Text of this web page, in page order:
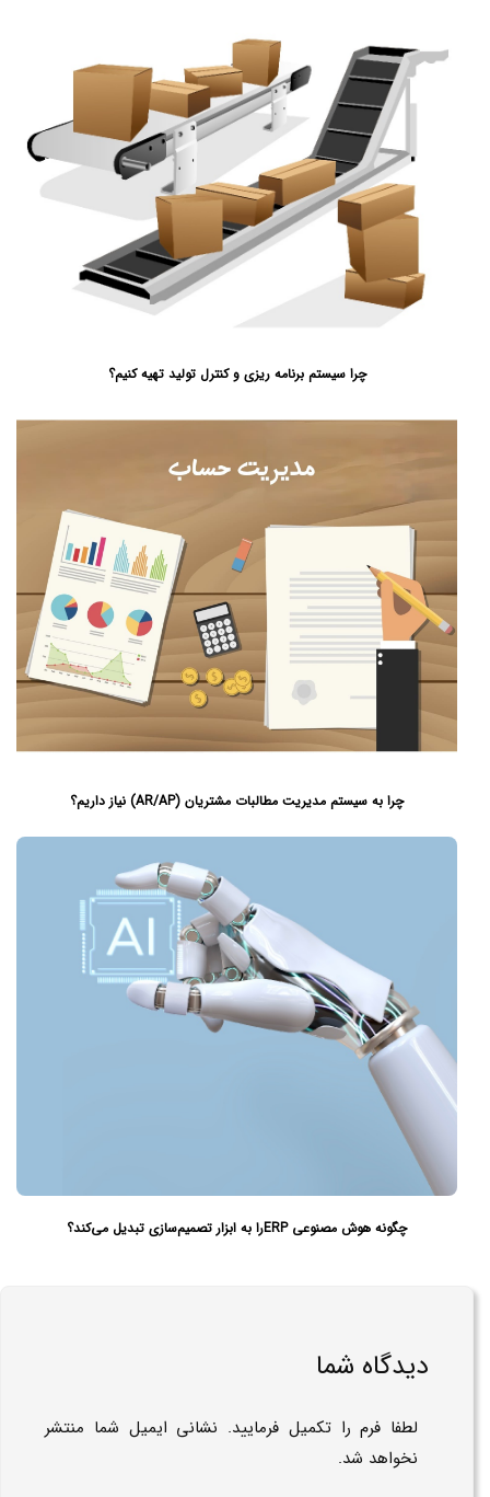
چرا سیستم برنامه ریزی و کنترل تولید تهیه کنیم؟
چرا به سیستم مدیریت مطالبات مشتریان (AR/AP) نیاز داریم؟
چگونه هوش مصنوعی ERPرا به ابزار تصمیم‌سازی تبدیل می‌کند؟
دیدگاه شما
لطفا فرم را تکمیل فرمایید. نشانی ایمیل شما منتشر
نخواهد شد.